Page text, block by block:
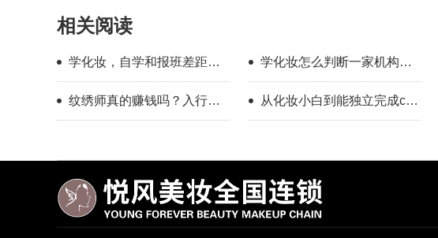
相关阅读
学化妆，自学和报班差距到
底有多大？
学化妆怎么判断一家机构教
学靠不靠谱？
纹绣师真的赚钱吗？入行半
年的真实感受
从化妆小白到能独立完成cos
全妆，普通人也做得到